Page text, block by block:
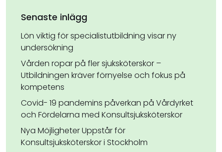
Senaste inlägg
Lön viktig för specialistutbildning visar ny
undersökning
Vården ropar på fler sjuksköterskor –
Utbildningen kräver förnyelse och fokus på
kompetens
Covid- 19 pandemins påverkan på Vårdyrket
och Fördelarna med Konsultsjuksköterskor
Nya Möjligheter Uppstår för
Konsultsjuksköterskor i Stockholm